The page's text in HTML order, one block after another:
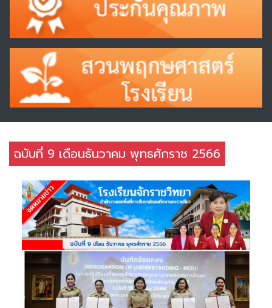
ฉบับที่ 9 เดือนธันวาคม พุทธศักราช 2566